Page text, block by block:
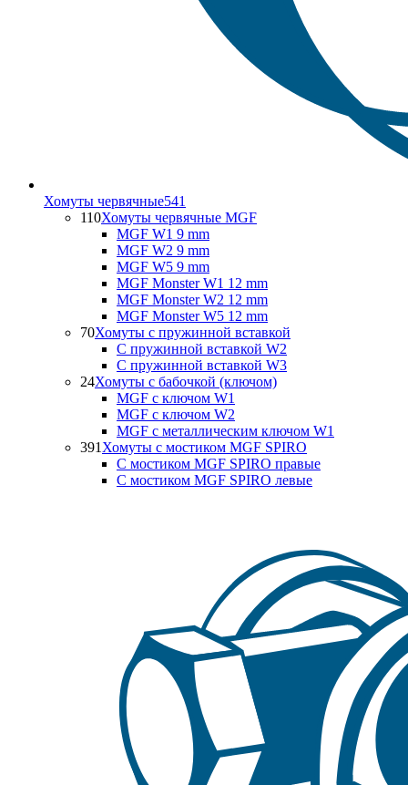
Хомуты червячные541
110Хомуты червячные MGF
MGF W1 9 mm
MGF W2 9 mm
MGF W5 9 mm
MGF Monster W1 12 mm
MGF Monster W2 12 mm
MGF Monster W5 12 mm
70Хомуты с пружинной вставкой
С пружинной вставкой W2
С пружинной вставкой W3
24Хомуты с бабочкой (ключом)
MGF с ключом W1
MGF с ключом W2
MGF с металлическим ключом W1
391 Хомуты с мостиком MGF SPIRO
С мостиком MGF SPIRO правые
С мостиком MGF SPIRO левые